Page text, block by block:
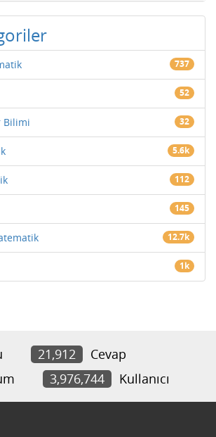
737
52
Bilimi 32
5.6k
112
145
12.7k
1k
21,912
Cevap
3,976,744 Kullanıcı